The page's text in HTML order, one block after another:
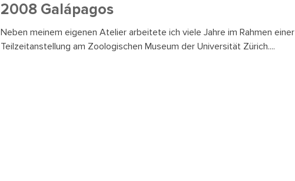
2008 Galápagos
Neben meinem eigenen Atelier arbeitete ich viele Jahre im Rahmen einer
Teilzeitanstellung am Zoologischen Museum der Universität Zürich....